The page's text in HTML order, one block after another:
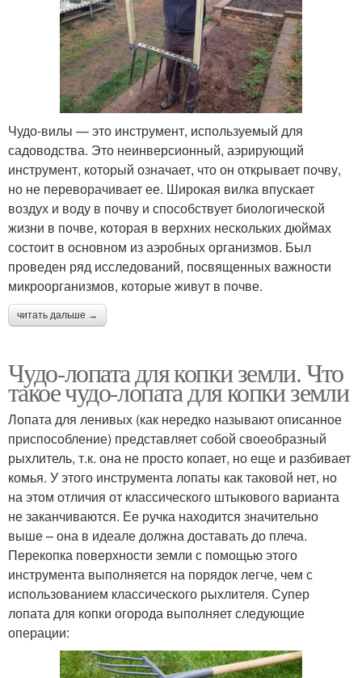
Чудо-вилы — это инструмент, используемый для
садоводства. Это неинверсионный, аэрирующий
инструмент, который означает, что он открывает почву,
но не переворачивает ее. Широкая вилка впускает
воздух и воду в почву и способствует биологической
жизни в почве, которая в верхних нескольких дюймах
состоит в основном из аэробных организмов. Был
проведен ряд исследований, посвященных важности
микроорганизмов, которые живут в почве.
читать дальше →
Чудо-лопата для копки земли. Что
такое чудо-лопата для копки земли
Лопата для ленивых (как нередко называют описанное
приспособление) представляет собой своеобразный
рыхлитель, т.к. она не просто копает, но еще и разбивает
комья. У этого инструмента лопаты как таковой нет, но
на этом отличия от классического штыкового варианта
не заканчиваются. Ее ручка находится значительно
выше – она в идеале должна доставать до плеча.
Перекопка поверхности земли с помощью этого
инструмента выполняется на порядок легче, чем с
использованием классического рыхлителя. Супер
лопата для копки огорода выполняет следующие
операции: